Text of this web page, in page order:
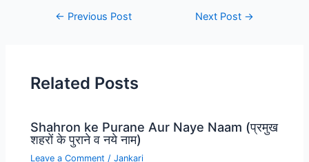
← Previous Post Next Post →
Related Posts
Shahron ke Purane Aur Naye Naam (प्रमुख
शहरों के पुराने व नये नाम)
Leave a Comment /Jankari